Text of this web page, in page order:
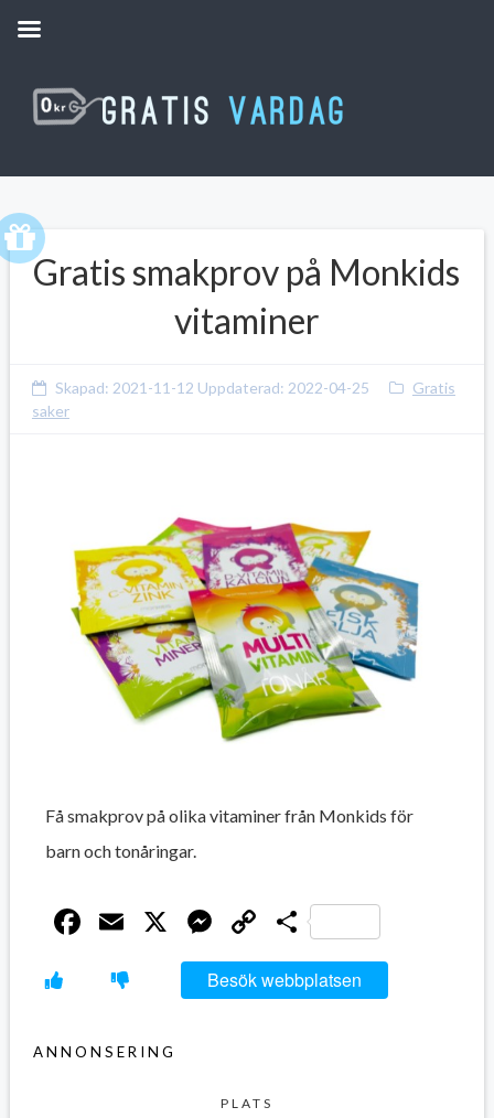
Gratis smakprov på Monkids
vitaminer
Skapad: 2021-11-12 Uppdaterad: 2022-04-25
Gratis
saker
Få smakprov på olika vitaminer från Monkids för
barn och tonåringar.
Facebook
Email
X Messenger
Copy
Link
Dela
Besök webbplatsen
ANNONSERING
PLATS